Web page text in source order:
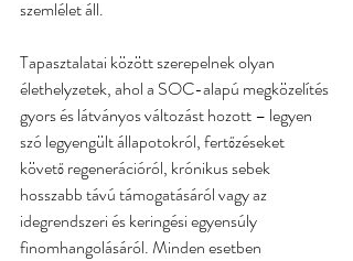
szemlélet áll.
Tapasztalatai között szerepelnek olyan
élethelyzetek, ahol a SOC-alapú megközelítés
gyors és látványos változást hozott – legyen
szó legyengült állapotokról, fertőzéseket
követő regenerációról, krónikus sebek
hosszabb távú támogatásáról vagy az
idegrendszeri és keringési egyensúly
finomhangolásáról. Minden esetben